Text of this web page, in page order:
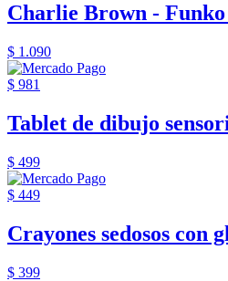
Charlie Brown -
$ 1.090
$ 981
Tablet de dibujo
$ 499
$ 449
Crayones sedosos con
$ 399